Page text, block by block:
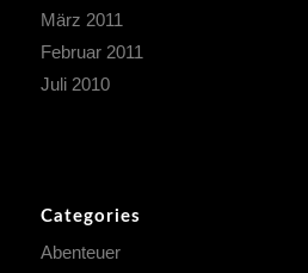
März 2011
Februar 2011
Juli 2010
Categories
Abenteuer